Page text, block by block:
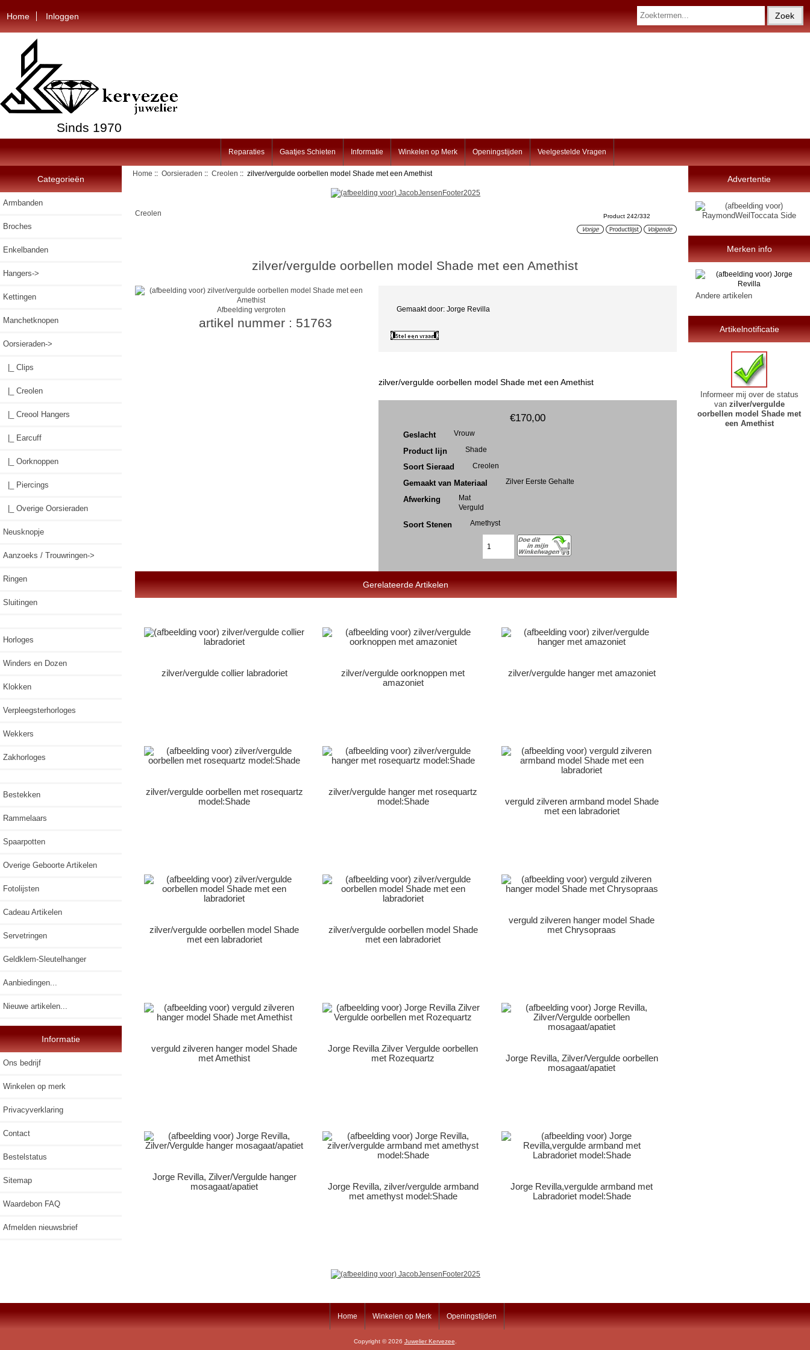
Home Inloggen
Sinds 1970
Reparaties Gaatjes Schieten Informatie Winkelen op Merk Openingstijden Veelgestelde Vragen
Categorieën
Armbanden
Broches
Enkelbanden
Hangers->
Kettingen
Manchetknopen
Oorsieraden->
|_ Clips
|_ Creolen
|_ Creool Hangers
|_ Earcuff
|_ Oorknoppen
|_ Piercings
|_ Overige Oorsieraden
Neusknopje
Aanzoeks / Trouwringen->
Ringen
Sluitingen
Horloges
Winders en Dozen
Klokken
Verpleegsterhorloges
Wekkers
Zakhorloges
Bestekken
Rammelaars
Spaarpotten
Overige Geboorte Artikelen
Fotolijsten
Cadeau Artikelen
Servetringen
Geldklem-Sleutelhanger
Aanbiedingen...
Nieuwe artikelen...
Informatie
Ons bedrijf
Winkelen op merk
Privacyverklaring
Contact
Bestelstatus
Sitemap
Waardebon FAQ
Afmelden nieuwsbrief
Home ::Oorsieraden ::Creolen :: zilver/vergulde oorbellen model Shade met een Amethist
Creolen Product 242/332
zilver/vergulde oorbellen model Shade met een Amethist
Afbeelding vergroten Gemaakt door: Jorge Revilla
artikel nummer : 51763
zilver/vergulde oorbellen model Shade met een Amethist
€170,00
Geslacht Vrouw
Product lijn Shade
Soort Sieraad Creolen
Gemaakt van Materiaal Zilver Eerste Gehalte
Afwerking
Mat
Verguld
Soort Stenen Amethyst
Gerelateerde Artikelen
zilver/vergulde collier labradoriet
zilver/vergulde oorknoppen met
amazoniet
zilver/vergulde hanger met amazoniet
zilver/vergulde oorbellen met rosequartz
model:Shade
zilver/vergulde hanger met rosequartz
model:Shade
verguld zilveren armband model Shade
met een labradoriet
zilver/vergulde oorbellen model Shade
met een labradoriet
zilver/vergulde oorbellen model Shade
met een labradoriet
verguld zilveren hanger model Shade
met Chrysopraas
verguld zilveren hanger model Shade
met Amethist
Jorge Revilla Zilver Vergulde oorbellen
met Rozequartz
Jorge Revilla, Zilver/Vergulde oorbellen
mosagaat/apatiet
Jorge Revilla, Zilver/Vergulde hanger
mosagaat/apatiet
Jorge Revilla, zilver/vergulde armband
met amethyst model:Shade
Jorge Revilla,vergulde armband met
Labradoriet model:Shade
Advertentie
Merken info
Andere artikelen
Artikelnotificatie
Informeer mij over de status
van zilver/vergulde
oorbellen model Shade met
een Amethist
Home Winkelen op Merk Openingstijden
Copyright © 2026 Juwelier Kervezee